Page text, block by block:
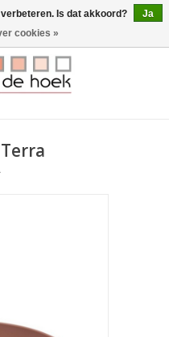
0 Artikelen - €0,00
Is dat akkoord?
Ja
cookies »